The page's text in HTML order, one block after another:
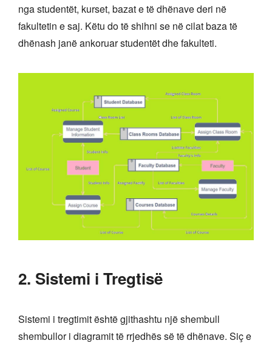
nga studentët, kurset, bazat e të dhënave deri në
fakultetin e saj. Këtu do të shihni se në cilat baza të
dhënash janë ankoruar studentët dhe fakulteti.
2. Sistemi i Tregtisë
Sistemi i tregtimit është gjithashtu një shembull
shembullor i diagramit të rrjedhës së të dhënave. Siç e